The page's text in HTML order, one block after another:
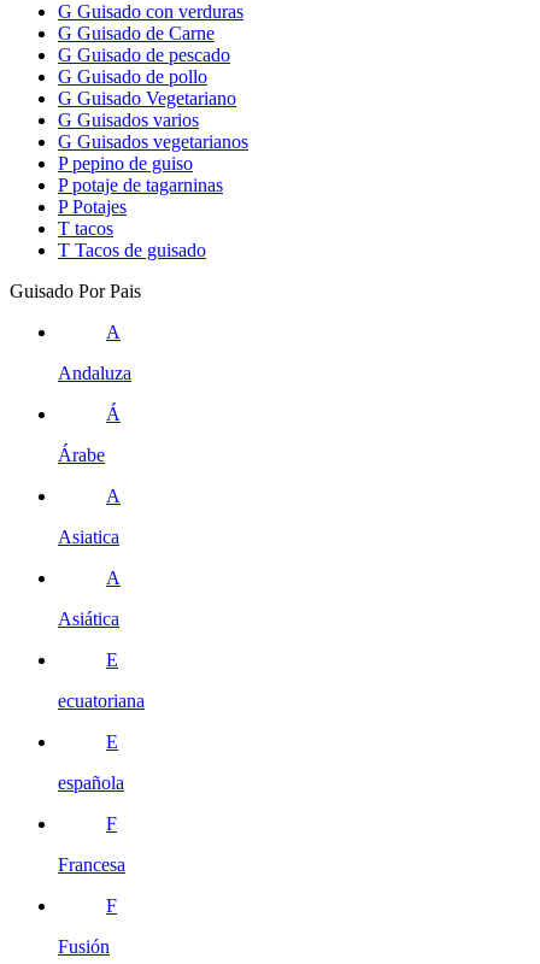
G Guisado con verduras
G Guisado de Carne
G Guisado de pescado
G Guisado de pollo
G Guisado Vegetariano
G Guisados varios
G Guisados vegetarianos
P pepino de guiso
P potaje de tagarninas
P Potajes
T tacos
T Tacos de guisado
Guisado Por Pais
A
Andaluza
Á
Árabe
A
Asiatica
A
Asiática
E
ecuatoriana
E
española
F
Francesa
F
Fusión